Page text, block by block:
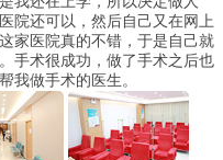
院还可以，然后自己又在网上
家医院真的不错，于是自己就
手术很成功，做了手术之后也
我做手术的医生。